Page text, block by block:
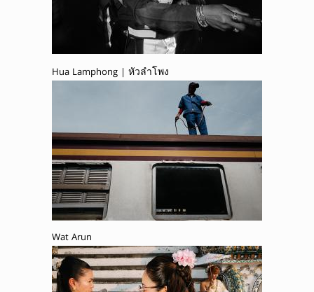
Hua Lamphong | หัวลำโพง
Wat Arun